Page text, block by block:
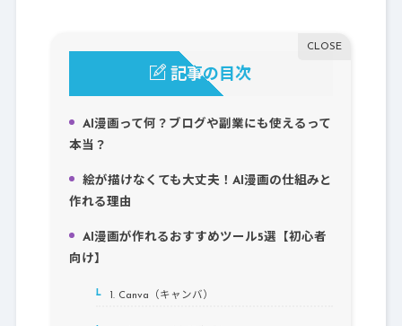
記事の目次
AI漫画って何？ブログや副業にも使えるって
本当？
2.絵が描けなくても大丈夫！AI漫画の仕組みと
作れる理由
3.AI漫画が作れるおすすめツール5選【初心者
向け】
3-1. 1. Canva（キャンバ）